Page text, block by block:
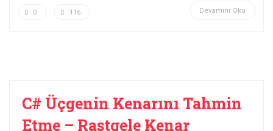
Devamını Oku
0 116
C# Üçgenin Kenarını Tahmin
Etme – Rastgele Kenar